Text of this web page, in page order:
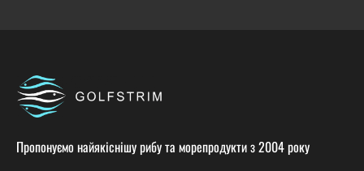
Пропонуємо найякіснішу рибу та морепродукти з 2004 року